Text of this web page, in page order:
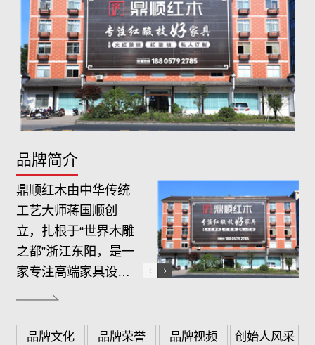
品牌简介
鼎顺红木由中华传统
工艺大师蒋国顺创
立，扎根于“世界木雕
之都”浙江东阳，是一
家专注高端家具设
计、生产、销售、服
商。…
品牌文化 品牌荣誉 品牌视频 创始人风采